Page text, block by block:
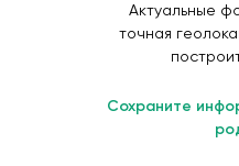
Актуальные
точная
Сохраните